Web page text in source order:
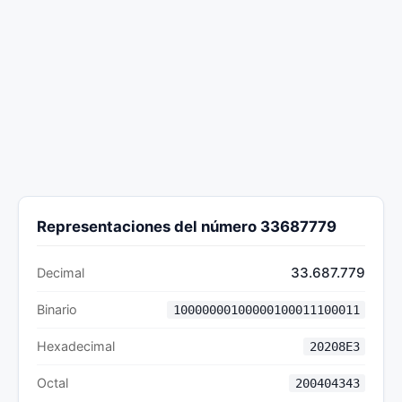
Representaciones del número 33687779
Decimal 33.687.779
Binario 10000000100000100011100011
Hexadecimal 20208E3
Octal 200404343